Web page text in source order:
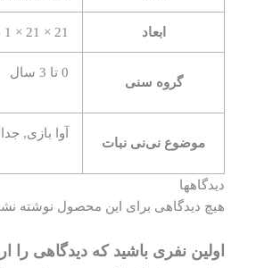
ابعاد 21 × 21 × 1 سانتیمتر
گروه سنی
0 تا 3 سال
موضوع نی‌نی نبات
آوا بازی,
دیدگاهها
هیچ دیدگاهی برای این محصول نوشته
اولین نفری باشید که دیدگاهی را